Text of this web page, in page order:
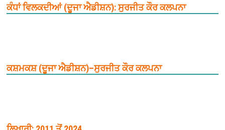
ਕੰਧਾਂ ਵਿਲਕਦੀਆਂ (ਦੂਜਾ ਐਡੀਸ਼ਨ): ਸੁਰਜੀਤ ਕੌਰ ਕਲਪਨਾ
ਕਸ਼ਮਕਸ਼ (ਦੂਜਾ ਐਡੀਸ਼ਨ)–ਸੁਰਜੀਤ ਕੌਰ ਕਲਪਨਾ